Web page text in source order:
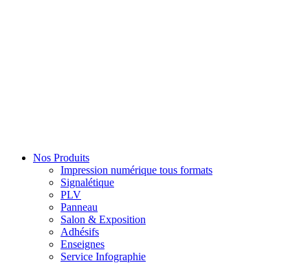
Nos Produits
Impression numérique tous formats
Signalétique
PLV
Panneau
Salon & Exposition
Adhésifs
Enseignes
Service Infographie